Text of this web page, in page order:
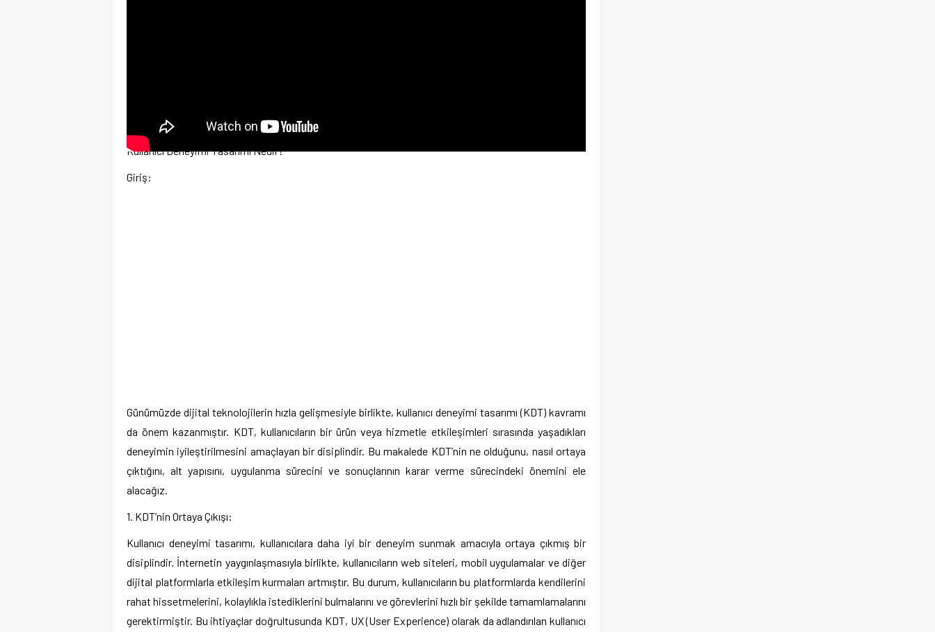
Kullanıcı Deneyimi Tasarımı Nedir?
Giriş:
Günümüzde dijital teknolojilerin hızla gelişmesiyle birlikte, kullanıcı deneyimi tasarımı (KDT) kavramı
da önem kazanmıştır. KDT, kullanıcıların bir ürün veya hizmetle etkileşimleri sırasında yaşadıkları
deneyimin iyileştirilmesini amaçlayan bir disiplindir. Bu makalede KDT’nin ne olduğunu, nasıl ortaya
çıktığını, alt yapısını, uygulanma sürecini ve sonuçlarının karar verme sürecindeki önemini ele
alacağız.
1. KDT’nin Ortaya Çıkışı:
Kullanıcı deneyimi tasarımı, kullanıcılara daha iyi bir deneyim sunmak amacıyla ortaya çıkmış bir
disiplindir. İnternetin yaygınlaşmasıyla birlikte, kullanıcıların web siteleri, mobil uygulamalar ve diğer
dijital platformlarla etkileşim kurmaları artmıştır. Bu durum, kullanıcıların bu platformlarda kendilerini
rahat hissetmelerini, kolaylıkla istediklerini bulmalarını ve görevlerini hızlı bir şekilde tamamlamalarını
gerektirmiştir. Bu ihtiyaçlar doğrultusunda KDT, UX (User Experience) olarak da adlandırılan kullanıcı